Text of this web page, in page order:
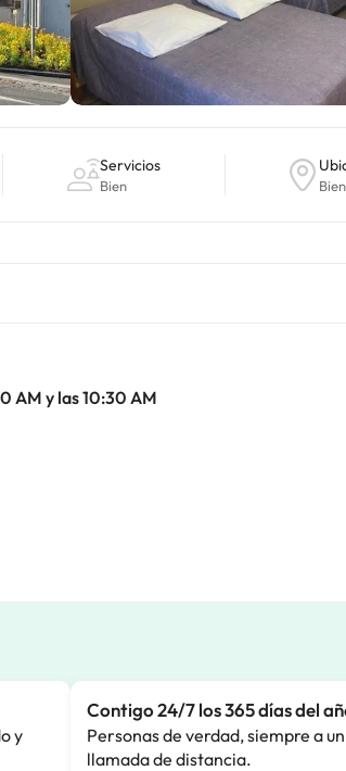
Servicios
Bien Bien
AM y las 10:30 AM
y
Contigo 24/7 los 365 días del
Personas de verdad, siempre a
llamada de distancia.